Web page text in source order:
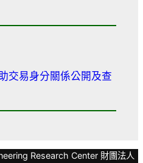
交易身分關係公開及查
Research Center 財團法人